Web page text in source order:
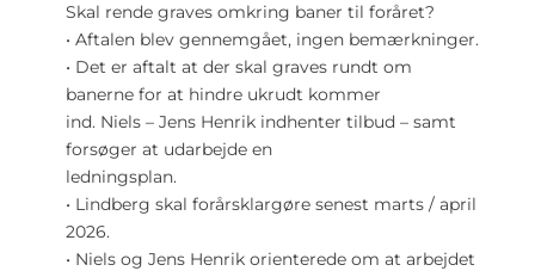
Skal rende graves omkring baner til foråret?
• Aftalen blev gennemgået, ingen bemærkninger.
• Det er aftalt at der skal graves rundt om
banerne for at hindre ukrudt kommer
ind. Niels – Jens Henrik indhenter tilbud – samt
forsøger at udarbejde en
ledningsplan.
• Lindberg skal forårsklargøre senest marts / april
2026.
• Niels og Jens Henrik orienterede om at arbejdet